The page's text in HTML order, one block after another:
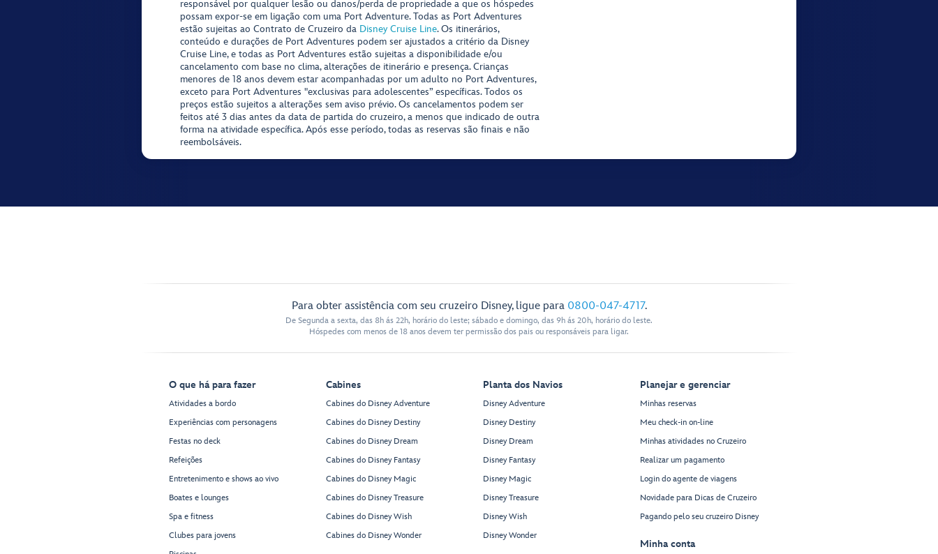
responsável por qualquer lesão ou danos/perda de propriedade a que os hóspedes
possam expor-se em ligação com uma Port Adventure. Todas as Port Adventures
estão sujeitas ao Contrato de Cruzeiro da Disney Cruise Line. Os itinerários,
conteúdo e durações de Port Adventures podem ser ajustados a critério da Disney
Cruise Line, e todas as Port Adventures estão sujeitas a disponibilidade e/ou
cancelamento com base no clima, alterações de itinerário e presença. Crianças
menores de 18 anos devem estar acompanhadas por um adulto no Port Adventures,
exceto para Port Adventures "exclusivas para adolescentes” específicas. Todos os
preços estão sujeitos a alterações sem aviso prévio. Os cancelamentos podem ser
feitos até 3 dias antes da data de partida do cruzeiro, a menos que indicado de outra
forma na atividade específica. Após esse período, todas as reservas são finais e não
reembolsáveis.
Para obter assistência com seu cruzeiro Disney, ligue para 0800-047-4717.
De Segunda a sexta, das 8h ás 22h, horário do leste; sábado e domingo, das 9h ás 20h, horário do leste.
Hóspedes com menos de 18 anos devem ter permissão dos pais ou responsáveis para ligar.
O que há para fazer
Atividades a bordo
Experiências com personagens
Festas no deck
Refeições
Entretenimento e shows ao vivo
Boates e lounges
Spa e fitness
Clubes para jovens
Cabines
Cabines do Disney Adventure
Cabines do Disney Destiny
Cabines do Disney Dream
Cabines do Disney Fantasy
Cabines do Disney Magic
Cabines do Disney Treasure
Cabines do Disney Wish
Cabines do Disney Wonder
Planta dos Navios
Disney Adventure
Disney Destiny
Disney Dream
Disney Fantasy
Disney Magic
Disney Treasure
Disney Wish
Disney Wonder
Planejar e gerenciar
Minhas reservas
Meu check-in on-line
Minhas atividades no Cruzeiro
Realizar um pagamento
Login do agente de viagens
Novidade para Dicas de Cruzeiro
Pagando pelo seu cruzeiro Disney
Minha conta